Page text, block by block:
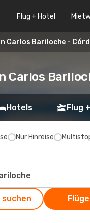
Flug + Hotel
Carlos Bariloche -
Carlos
Hotels Flug
Nur Hinreise
suchen